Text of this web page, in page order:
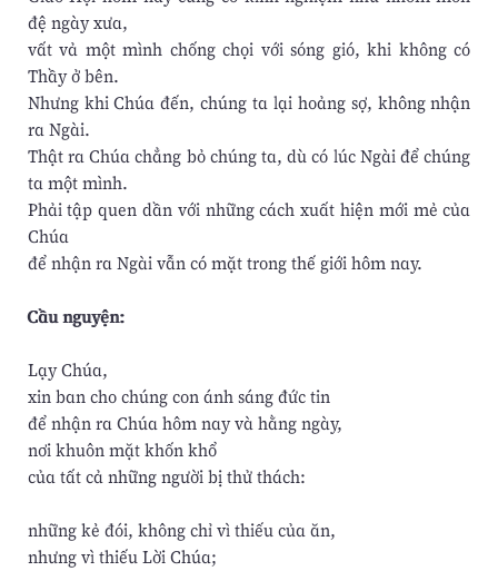
đệ ngày xưa,
vất vả một mình chống chọi với sóng gió, khi không có
Thầy ở bên.
Nhưng khi Chúa đến, chúng ta lại hoảng sợ, không nhận
ra Ngài.
Thật ra Chúa chẳng bỏ chúng ta, dù có lúc Ngài để chúng
ta một mình.
Phải tập quen dần với những cách xuất hiện mới mẻ của
Chúa
để nhận ra Ngài vẫn có mặt trong thế giới hôm nay.
Cầu nguyện:
Lạy Chúa,
xin ban cho chúng con ánh sáng đức tin
để nhận ra Chúa hôm nay và hằng ngày,
nơi khuôn mặt khốn khổ
của tất cả những người bị thử thách:
những kẻ đói, không chỉ vì thiếu của ăn,
nhưng vì thiếu Lời Chúa;